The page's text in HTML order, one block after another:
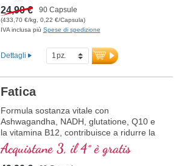
24,90 € 90 Capsule
(433,70 €/kg, 0,22 €/Capsula)
IVA inclusa più Spese di spedizione
Dettagli
Fatica
Formula sostanza vitale con
Ashwagandha, NADH, glutatione, Q10 e
la vitamina B12, contribuisce a ridurre la
stanchezza e la fatica.
Acquistane 3, il 4° è gratis